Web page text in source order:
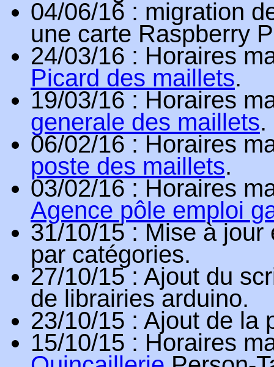
04/06/16 : migration
une carte Raspberry
24/03/16 : Horaires
Picard des maillets.
19/03/16 : Horaires
generale des maillets.
06/02/16 : Horaires
poste des maillets.
03/02/16 : Horaires
Agence pôle emploi
31/10/15 : Mise à
par catégories.
27/10/15: Ajout du
de librairies arduino.
23/10/15 : Ajout de la
15/10/15 : Horaires